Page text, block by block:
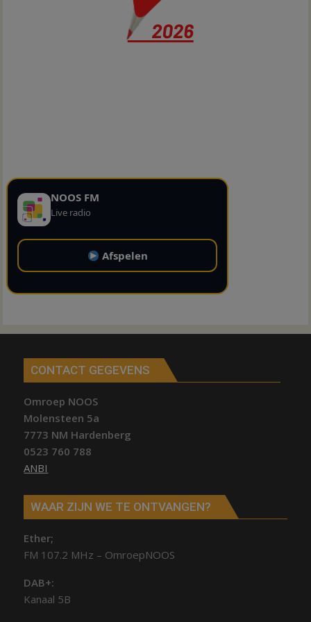
NOOS FM
Live radio
Afspelen
CONTACT GEGEVENS
Omroep NOOS
Molensteen 5a
7773 NM Hardenberg
0523 760 788
ANBI
WAAR ZIJN WE TE ONTVANGEN?
Ether;
FM 107.2 MHz – OmroepNOOS
DAB+:
Kanaal 5B